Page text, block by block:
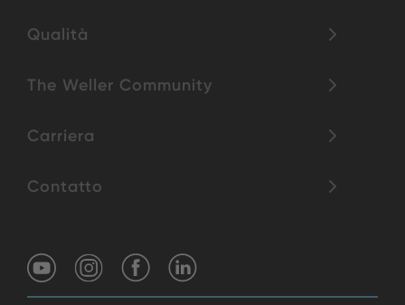
Qualità
The Weller Community
Carriera
Contatto